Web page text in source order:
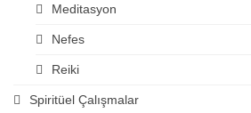
Meditasyon
Nefes
Reiki
Spiritüel Çalışmalar